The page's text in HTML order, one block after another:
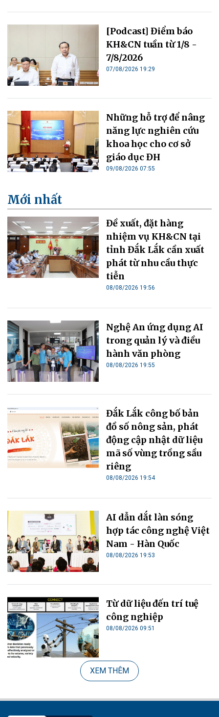
[Podcast] Điểm báo
KH&CN tuần từ 1/8 -
7/8/2026
07/08/2026 19:29
Những hỗ trợ để nâng
năng lực nghiên cứu
khoa học cho cơ sở
giáo dục ĐH
09/08/2026 07:55
Mới nhất
Đề xuất, đặt hàng
nhiệm vụ KH&CN tại
tỉnh Đắk Lắk cần xuất
phát từ nhu cầu thực
tiễn
08/08/2026 19:56
Nghệ An ứng dụng AI
trong quản lý và điều
hành văn phòng
08/08/2026 19:55
Đắk Lắk công bố bản
đồ số nông sản, phát
động cập nhật dữ liệu
mã số vùng trồng sầu
riêng
08/08/2026 19:54
AI dẫn dắt làn sóng
hợp tác công nghệ Việt
Nam - Hàn Quốc
08/08/2026 19:53
Từ dữ liệu đến trí tuệ
công nghiệp
08/08/2026 09:51
XEM THÊM